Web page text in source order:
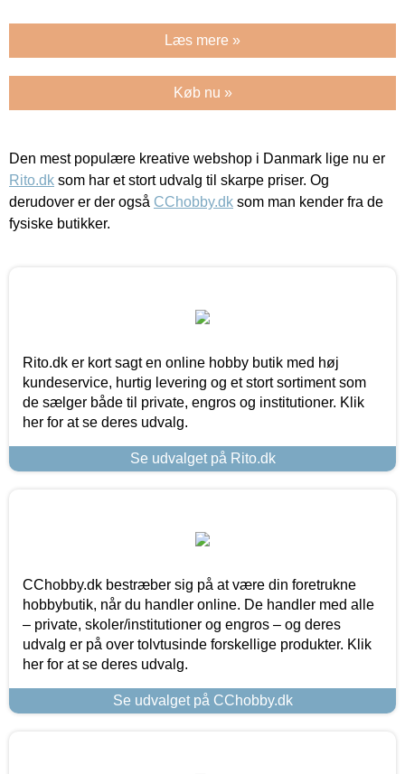
Læs mere »
Køb nu »
Den mest populære kreative webshop i Danmark lige nu er
Rito.dk som har et stort udvalg til skarpe priser. Og
derudover er der også CChobby.dk som man kender fra de
fysiske butikker.
Rito.dk er kort sagt en online hobby butik med høj
kundeservice, hurtig levering og et stort sortiment som
de sælger både til private, engros og institutioner. Klik
her for at se deres udvalg.
Se udvalget på Rito.dk
CChobby.dk bestræber sig på at være din foretrukne
hobbybutik, når du handler online. De handler med alle
– private, skoler/institutioner og engros – og deres
udvalg er på over tolvtusinde forskellige produkter. Klik
her for at se deres udvalg.
Se udvalget på CChobby.dk